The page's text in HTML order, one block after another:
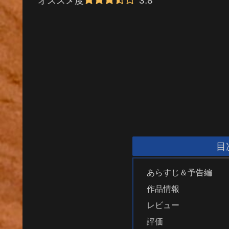
目
あらすじ＆予告編
作品情報
レビュー
評価